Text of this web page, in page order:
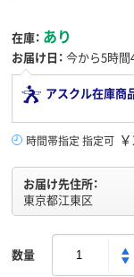
在庫： あり
お届け日： 今から5時間
アスクル在庫商
時間帯指定 指定可
お届け先住所：
東京都江東区
数量